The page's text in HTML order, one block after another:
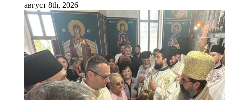
август 8th, 2026